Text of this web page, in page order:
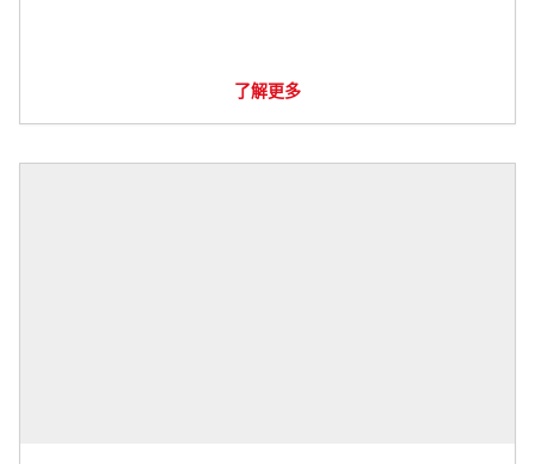
了解更多